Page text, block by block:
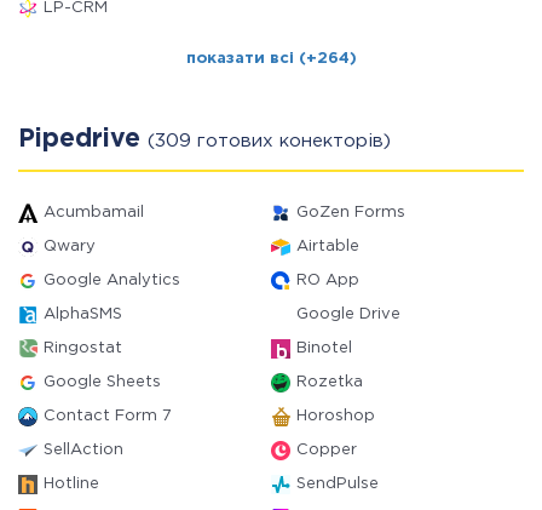
LP-CRM
показати всі (+264)
Pipedrive (309 готових конекторів)
Acumbamail GoZen Forms
Qwary Airtable
Google Analytics RO App
AlphaSMS Google Drive
Ringostat Binotel
Google Sheets Rozetka
Contact Form 7 Horoshop
SellAction Copper
Hotline SendPulse